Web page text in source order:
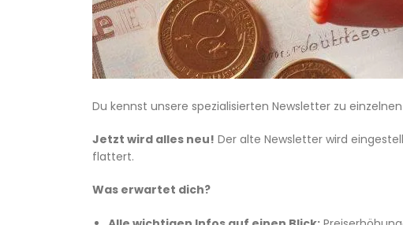
Du kennst unsere spezialisierten Newsletter zu
Jetzt wird alles neu! Der alte Newsletter wird
flattert.
Was erwartet dich?